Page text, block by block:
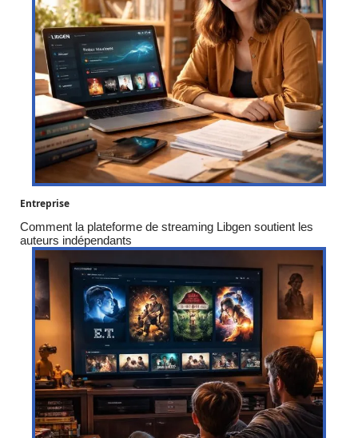
Entreprise
Comment la plateforme de streaming Libgen soutient les
auteurs indépendants